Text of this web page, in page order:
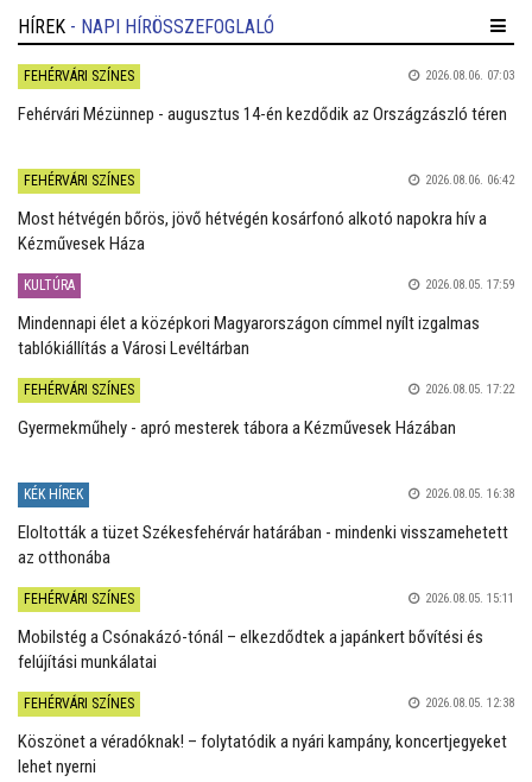
HÍREK - NAPI HÍRÖSSZEFOGLALÓ
FEHÉRVÁRI SZÍNES 2026.08.06. 07:03
Fehérvári Mézünnep - augusztus 14-én kezdődik az Országzászló téren
FEHÉRVÁRI SZÍNES 2026.08.06. 06:42
Most hétvégén bőrös, jövő hétvégén kosárfonó alkotó napokra hív a
Kézművesek Háza
KULTÚRA 2026.08.05. 17:59
Mindennapi élet a középkori Magyarországon címmel nyílt izgalmas
tablókiállítás a Városi Levéltárban
FEHÉRVÁRI SZÍNES 2026.08.05. 17:22
Gyermekműhely - apró mesterek tábora a Kézművesek Házában
KÉK HÍREK 2026.08.05. 16:38
Eloltották a tüzet Székesfehérvár határában - mindenki visszamehetett
az otthonába
FEHÉRVÁRI SZÍNES 2026.08.05. 15:11
Mobilstég a Csónakázó-tónál – elkezdődtek a japánkert bővítési és
felújítási munkálatai
FEHÉRVÁRI SZÍNES 2026.08.05. 12:38
Köszönet a véradóknak! – folytatódik a nyári kampány, koncertjegyeket
lehet nyerni